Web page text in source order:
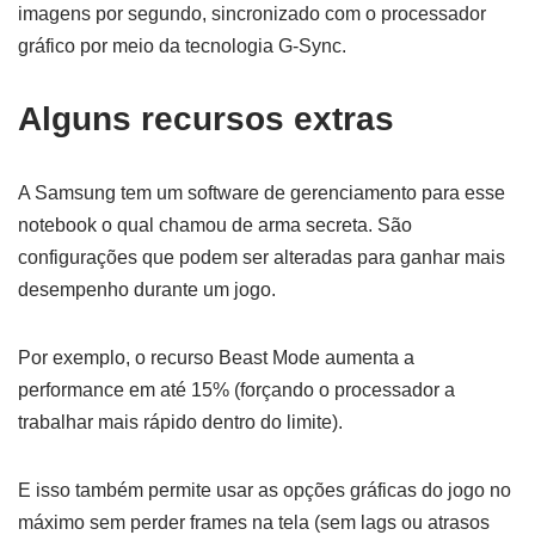
imagens por segundo, sincronizado com o processador
gráfico por meio da tecnologia G-Sync.
Alguns recursos extras
A Samsung tem um software de gerenciamento para esse
notebook o qual chamou de arma secreta. São
configurações que podem ser alteradas para ganhar mais
desempenho durante um jogo.
Por exemplo, o recurso Beast Mode aumenta a
performance em até 15% (forçando o processador a
trabalhar mais rápido dentro do limite).
E isso também permite usar as opções gráficas do jogo no
máximo sem perder frames na tela (sem lags ou atrasos